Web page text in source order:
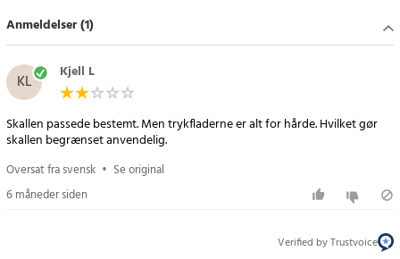
Article number:
Anmeldelser (1)
KL Kjell L
Skallen passede bestemt. Men trykfladerne er alt for hårde. Hvilket gør
skallen begrænset anvendelig.
Oversat fra svensk • Se original
6 måneder siden
Verified by Trustvoice